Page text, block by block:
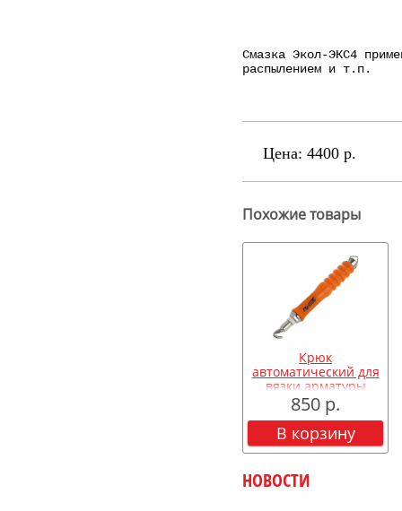
Cмазка Экол-ЭКС4
распылением и т.п.
Цена: 4400 р.
Похожие товары
Крюк
автоматический для
вязки арматуры
850 р.
В корзину
НОВОСТИ